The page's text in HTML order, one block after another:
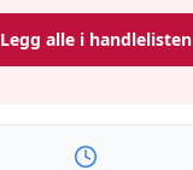
Legg alle i handlelisten